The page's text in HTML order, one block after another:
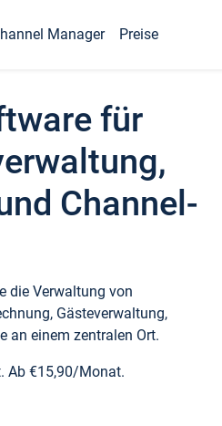
Manager Preise
für
Channel-
die Verwaltung von
Gästeverwaltung,
an einem zentralen Ort.
Ab €15,90/Monat.